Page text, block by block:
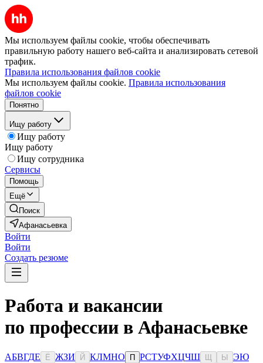
Мы используем файлы cookie, чтобы обеспечивать
правильную работу нашего веб-сайта и анализировать сетевой
трафик.
Правила использования файлов cookie
Мы используем файлы cookie. Правила использования
файлов cookie
Понятно
Ищу работу
Ищу работу
Ищу работу
Ищу сотрудника
Сервисы
Помощь
Ещё
Поиск
Афанасьевка
Войти
Войти
Создать резюме
Работа и вакансии
по профессии в Афанасьевке
АБВГДЕ Ё ЖЗИ Й КЛМНО П РСТУФХЦЧШ Ы ЭЮ